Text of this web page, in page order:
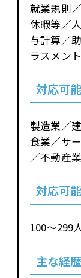
就業規則
休暇等／
与計算／
ラスメン
対応可
製造業／
食業／サ
／不動産
対応可
100～299
主な経歴